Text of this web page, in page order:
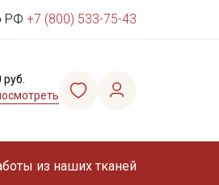
РФ +7 (800) 533-75-43
руб.
из наших тканей